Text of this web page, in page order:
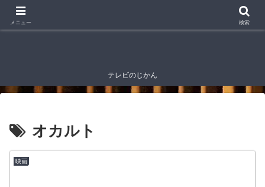
テレビのじかん
オカルト
映画
メニュー 検索